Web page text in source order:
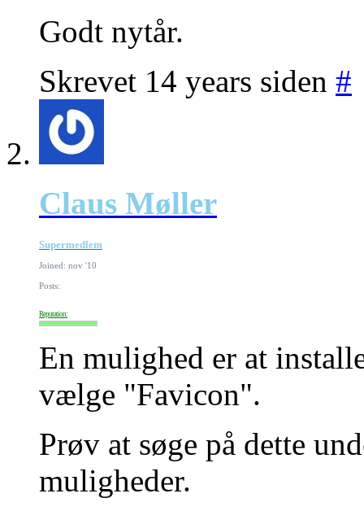
Godt nytår.
Skrevet 14 years siden #
Claus Møller
Supermedlem
Joined: nov '10
Posts:
Reputation:
En mulighed er at
vælge "Favicon".
Prøv at søge på dette
muligheder.